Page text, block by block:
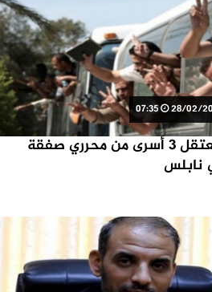
07:35
الاحتلال يعتقل 3 أسرى من محرري صفقة
نابلس